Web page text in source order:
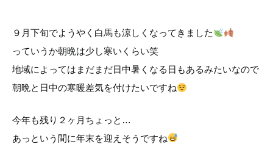
９月下旬でようやく白馬も涼しくなってきました
っていうか朝晩は少し寒いくらい笑
地域によってはまだまだ日中暑くなる日もあるみたいなので
朝晩と日中の寒暖差気を付けたいですね
今年も残り２ヶ月ちょっと…
あっという間に年末を迎えそうですね